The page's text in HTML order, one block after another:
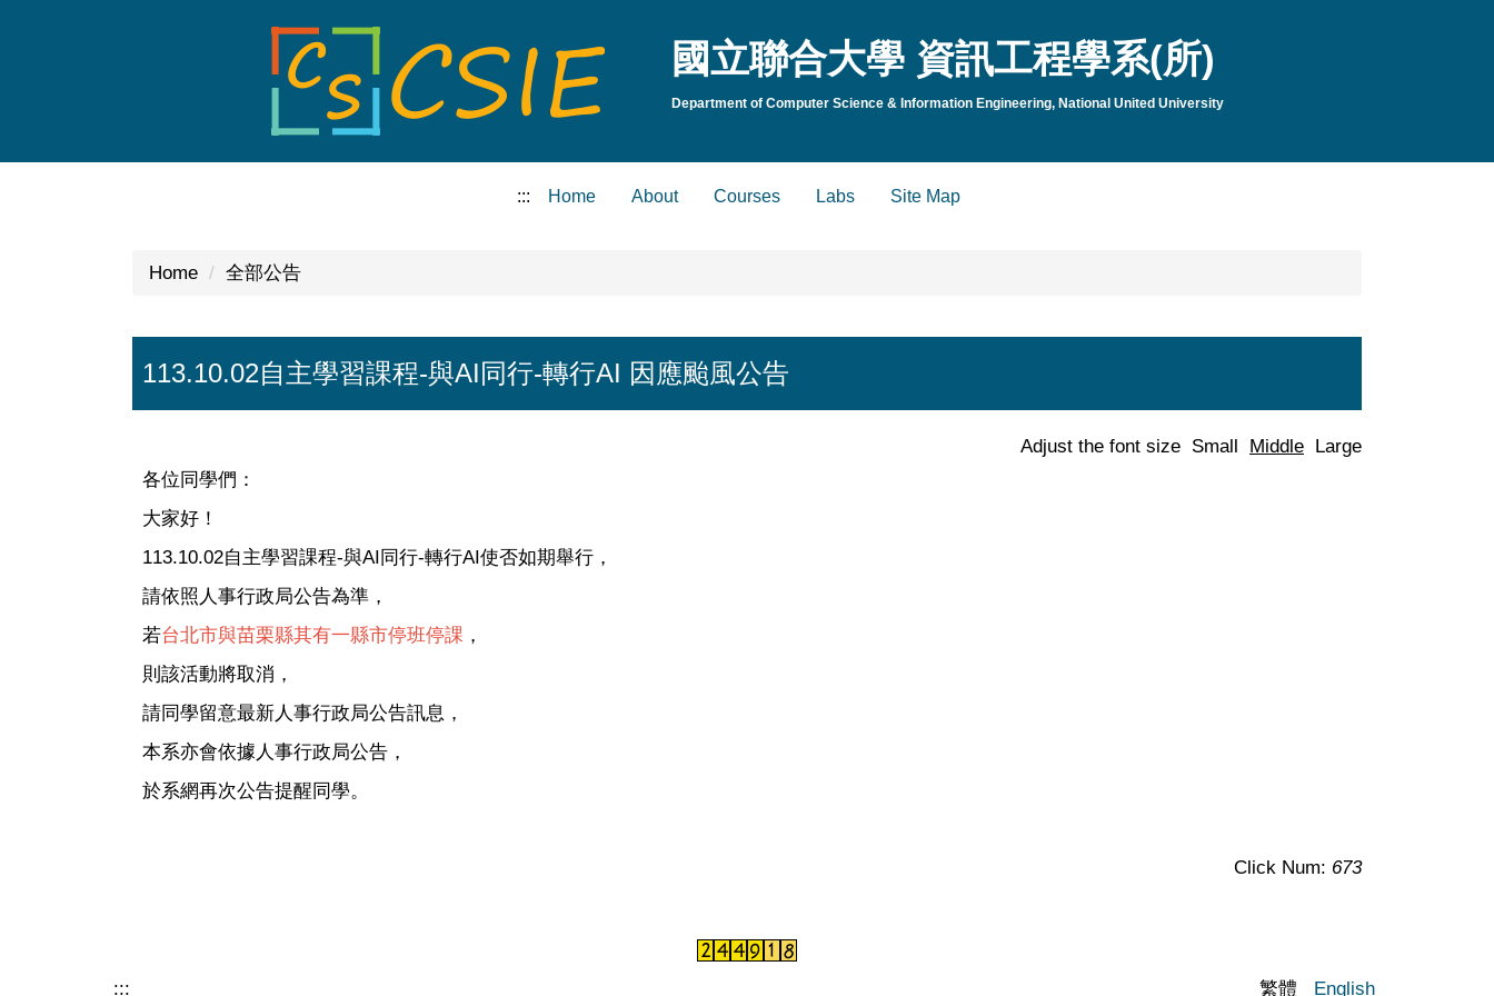
block
國立聯合大學 資訊工程學系(所)
Department of Computer Science & Information Engineering, National United University
::: Home About Courses Labs Site Map
Home 全部公告
113.10.02自主學習課程-與AI同行-轉行AI 因應颱風公告
Adjust the font size Small Middle Large
各位同學們：
大家好！
113.10.02自主學習課程-與AI同行-轉行AI使否如期舉行，
請依照人事行政局公告為準，
若台北市與苗栗縣其有一縣市停班停課 ，
則該活動將取消，
請同學留意最新人事行政局公告訊息，
本系亦會依據人事行政局公告，
於系網再次公告提醒同學。
Click Num: 673
繁體 English
:::